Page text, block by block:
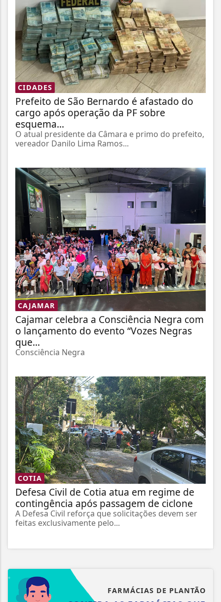
CIDADES
Prefeito de São Bernardo é afastado do
cargo após operação da PF sobre
esquema...
O atual presidente da Câmara e primo do prefeito,
vereador Danilo Lima Ramos...
CAJAMAR
Cajamar celebra a Consciência Negra com
o lançamento do evento “Vozes Negras
que...
Consciência Negra
COTIA
Defesa Civil de Cotia atua em regime de
contingência após passagem de ciclone
A Defesa Civil reforça que solicitações devem ser
feitas exclusivamente pelo...
FARMÁCIAS DE PLANTÃO